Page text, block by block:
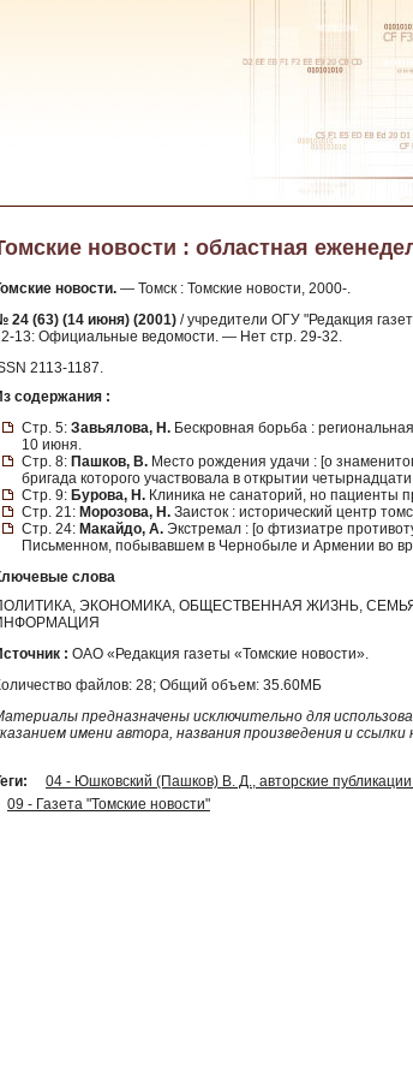
новости : областная
новости. — Томск : Томские новости, 2000-.
24 (63) (14 июня) (2001) / учредители ОГУ "Редакция
13: Официальные ведомости. — Нет стр. 29-32.
2113-1187.
содержания :
Стр. 5: Завьялова, Н. Бескровная борьба :
10 июня.
Стр. 8: Пашков, В. Место рождения удачи : [о
бригада которого участвовала в открытии
Стр. 9: Бурова, Н. Клиника не санаторий, но пациенты
Стр. 21: Морозова, Н. Заисток : исторический центр
Стр. 24: Макайдо, А. Экстремал : [о фтизиатре
Письменном, побывавшем в Чернобыле и Армении во
слова
ЭКОНОМИКА, ОБЩЕСТВЕННАЯ ЖИЗНЬ,
: ОАО «Редакция газеты «Томские новости».
файлов: 28; Общий объем: 35.60МБ
предназначены исключительно для
имени автора, названия произведения и
04 - Юшковский (Пашков) В. Д., авторские публикации
09 - Газета "Томские новости"